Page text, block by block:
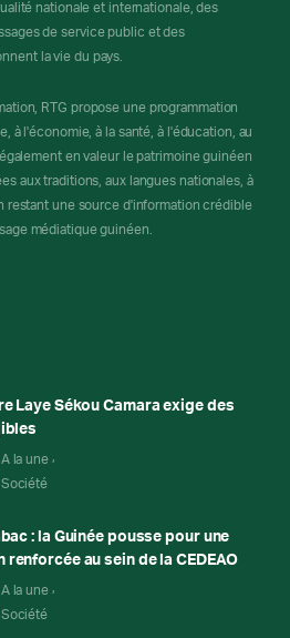
nationale et internationale, des
de service public et des
la vie du pays.
RTG propose une programmation
à l'économie, à la santé, à l'éducation, au
en valeur le patrimoine guinéen
aux traditions, aux langues nationales, à
restant une source d'information crédible
médiatique guinéen.
Laye Sékou Camara exige des
A la une
Société
: la Guinée pousse pour une
renforcée au sein de la CEDEAO
A la une
Société